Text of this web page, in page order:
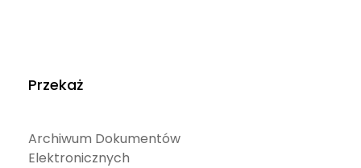
Przekaż
Archiwum Dokumentów
Elektronicznych